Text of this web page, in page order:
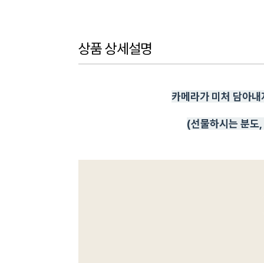
상품 상세설명
카메라가 미처 담아
(선물하시는 분도